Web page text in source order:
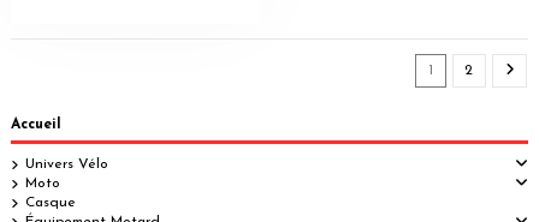
1 2
Accueil
Univers Vélo
Moto
Casque